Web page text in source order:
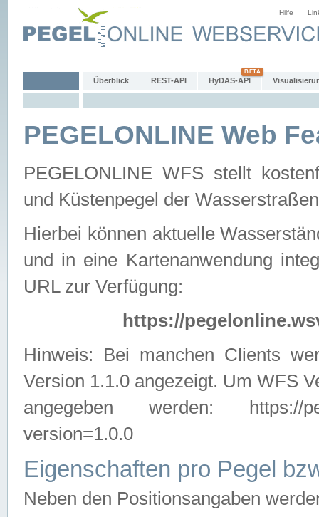
Hilfe
Überblick REST-API HyDAS-API
PEGELONLINE Web
PEGELONLINE WFS stellt
und Küstenpegel der
Hierbei können aktuelle
und in eine Kartenanwendung
URL zur Verfügung:
https://
Hinweis: Bei manchen Clients
Version 1.1.0 angezeigt. Um WFS
angegeben werden: https://
version=1.0.0
Eigenschaften pro Pegel
Neben den Positionsangaben